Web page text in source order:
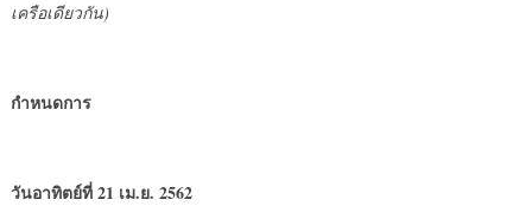
เครือเดียวกัน)
กำหนดการ
วันอาทิตย์ที่ 21 เม.ย. 2562